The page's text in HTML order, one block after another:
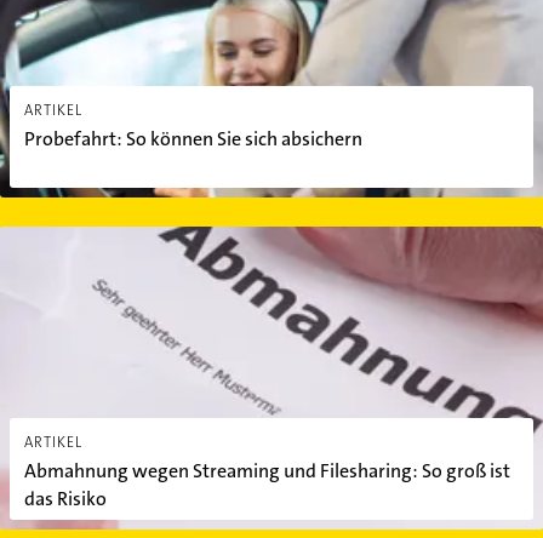
ARTIKEL
Probefahrt: So können Sie sich absichern
ARTIKEL
Abmahnung wegen Streaming und Filesharing: So groß ist
das Risiko
Abmahnung wegen Streaming und Filesharing: So groß ist das